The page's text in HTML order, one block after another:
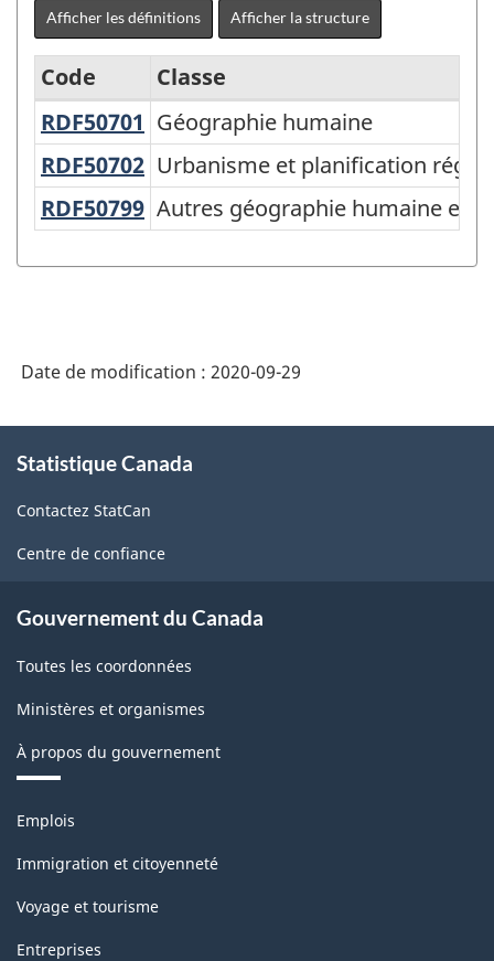
Afficher les définitions Afficher la structure
Classification
Canadienne
de
la
Recherche
(CCRD)
2020
version
-
Domaine
recherche
(DDR)
-
Structure
de
la
classification
Code
Classe
RDF50701 Géographie humaine
Géographie humaine
RDF50702 Urbanisme et planification
Urbanisme et planification
RDF50799 Autres géographie humaine et
Autres géographie humaine et
Date de modification : 2020-09-29
propos
ce
site
Statistique Canada
Contactez StatCan
Centre de confiance
Gouvernement du Canada
Toutes les coordonnées
Ministères et organismes
À propos du gouvernement
Thèmes
sujets
Emplois
Immigration et citoyenneté
Voyage et tourisme
Entreprises